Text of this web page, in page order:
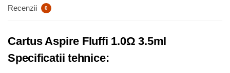
Recenzii 0
Cartus Aspire Fluffi 1.0Ω 3.5ml
Specificatii tehnice: